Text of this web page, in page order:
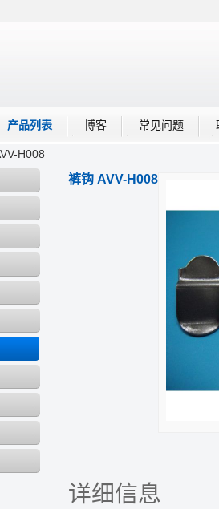
产品列表 博客 常见问题
H008
裤钩 AVV-H008
详细信息